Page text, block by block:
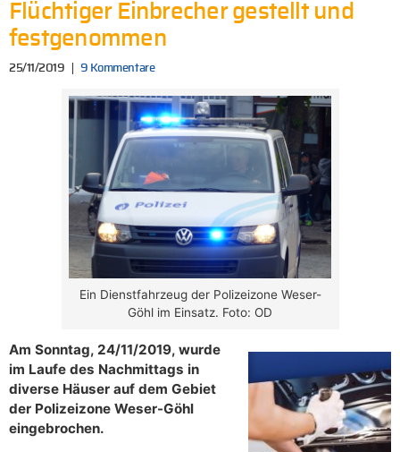
Flüchtiger Einbrecher gestellt und
festgenommen
25/11/2019 9 Kommentare
Ein Dienstfahrzeug der Polizeizone Weser-
Göhl im Einsatz. Foto: OD
Am Sonntag, 24/11/2019, wurde
im Laufe des Nachmittags in
diverse Häuser auf dem Gebiet
der Polizeizone Weser-Göhl
eingebrochen.